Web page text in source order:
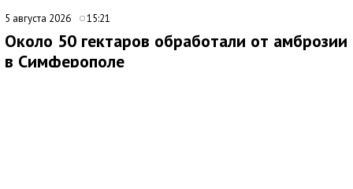
5 августа 2026 15:21
Около 50 гектаров обработали от амброзии
в Симферополе